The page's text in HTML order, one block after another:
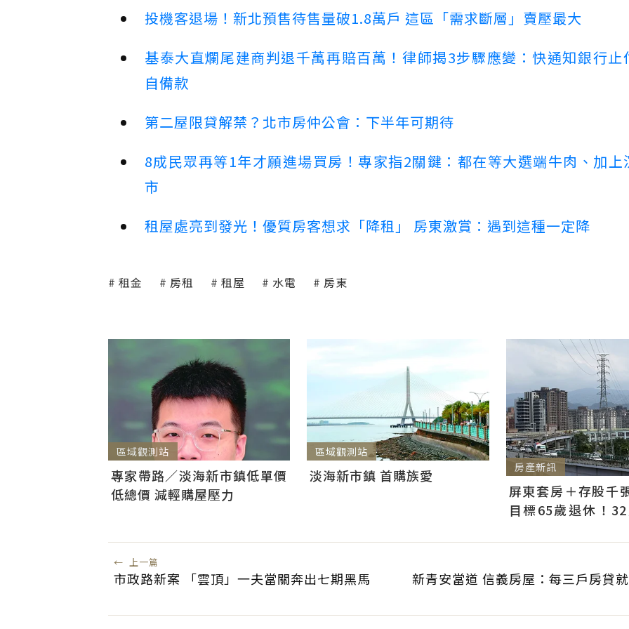
投機客退場！新北預售待售量破1.8萬戶 這區「需求斷層」賣壓最大
基泰大直爛尾建商判退千萬再賠百萬！律師揭3步驟應變：快通知銀行止
自備款
第二屋限貸解禁？北市房仲公會：下半年可期待
8成民眾再等1年才願進場買房！專家指2關鍵：都在等大選端牛肉、加上
市
租屋處亮到發光！優質房客想求「降租」 房東激賞：遇到這種一定降
租金 房租 租屋 水電 房東
區域觀測站
專家帶路／淡海新市鎮低單價
低總價 減輕購屋壓力
區域觀測站
淡海新市鎮 首購族愛 房產新訊
屏東套房＋存股千
目標65歲退休！
← 上一篇
市政路新案 「雲頂」一夫當關奔出七期黑馬
新青安當道 信義房屋：每三戶房貸